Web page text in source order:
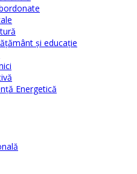
şi educaţie
Energetică